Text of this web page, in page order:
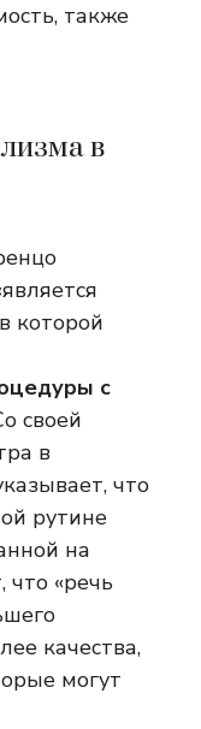
также
в
которой
с
своей
в
что
рутине
на
что «речь
качества,
могут